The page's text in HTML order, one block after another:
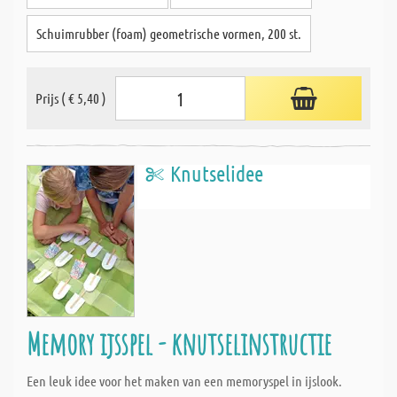
Schuimrubber (foam) geometrische vormen, 200 st.
Prijs ( € 5,40 )
Knutselidee
Memory ijsspel - knutselinstructie
Een leuk idee voor het maken van een memoryspel in ijslook.